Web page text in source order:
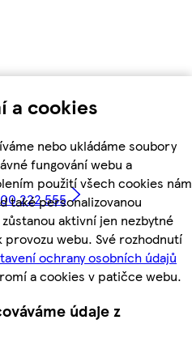
a cookies
nebo ukládáme soubory
fungování webu a
použití všech cookies nám
také personalizovanou
aktivní jen nezbytné
webu. Své rozhodnutí
ochrany osobních údajů
a cookies v patičce webu.
údaje z
222 555